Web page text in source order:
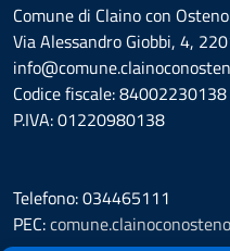
Comune di Claino con Osteno
Via Alessandro Giobbi, 4,
Codice fiscale: 84002230138
P.IVA: 01220980138
Telefono: 034465111
PEC: